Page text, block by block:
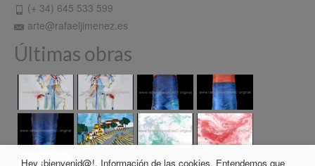
(+ 34) 645 533 599
arte@rafaeljimenez.es
Últimas obras
Hey ¡bienvenid@!, Información de las cookies. Entendemos que